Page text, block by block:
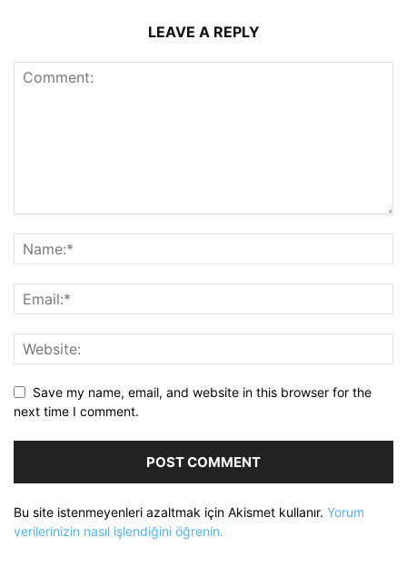
LEAVE A REPLY
Save my name, email, and website in this browser for the
next time I comment.
Bu site istenmeyenleri azaltmak için Akismet kullanır. Yorum
verilerinizin nasıl işlendiğini öğrenin.